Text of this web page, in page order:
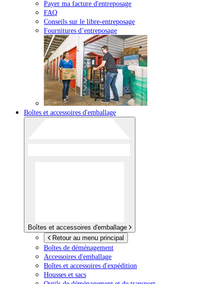
Payer ma facture d'entreposage
FAQ
Conseils sur le libre-entreposage
Fournitures d’entreposage
Boîtes et accessoires d'emballage
Boîtes et accessoires d'emballage
Retour au menu principal
Boîtes de déménagement
Accessoires d'emballage
Boîtes et accessoires d'expédition
Housses et sacs